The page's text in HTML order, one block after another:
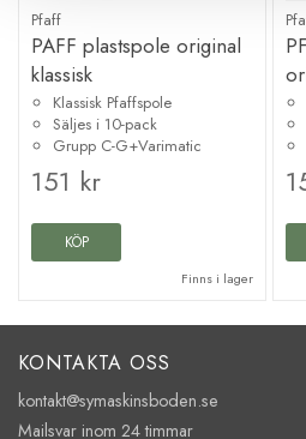
Pfaff
PAFF plastspole original
klassisk
Klassisk Pfaffspole
Säljes i 10-pack
Grupp C-G+Varimatic
151 kr
KÖP
Finns i lager
KONTAKTA OSS
kontakt@symaskinsboden.se
Mailsvar inom 24 timmar